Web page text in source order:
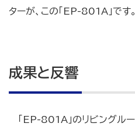
ターが、この「EP-801A」です。
成果と反響
「EP-801A」のリビングル